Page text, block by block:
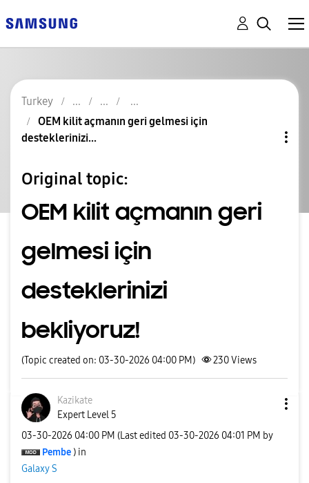
Turkey
OEM kilit açmanın geri gelmesi için
desteklerinizi...
Original topic:
OEM kilit açmanın geri
gelmesi için
desteklerinizi
bekliyoruz!
(Topic created on: 03-30-2026 04:00 PM) 230Views
Kazikate
Expert Level 5
‎03-30-2026 04:00 PM (Last edited ‎03-30-2026 04:01 PM by
Pembe ) in
Galaxy S